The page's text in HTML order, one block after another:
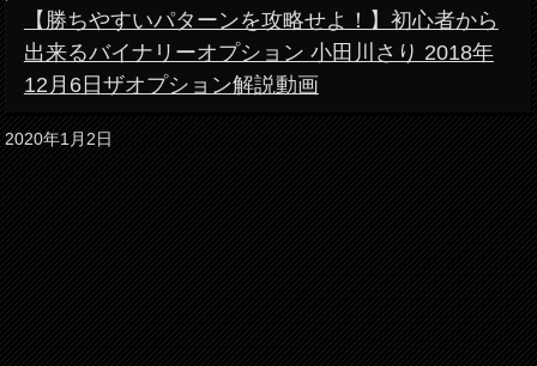
【勝ちやすいパターンを攻略せよ！】初心者から
出来るバイナリーオプション 小田川さり 2018年
12月6日ザオプション解説動画
2020年1月2日